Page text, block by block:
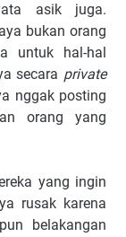
asik juga.
bukan orang
untuk hal-hal
secara private
nggak posting
orang yang
yang ingin
rusak karena
belakangan